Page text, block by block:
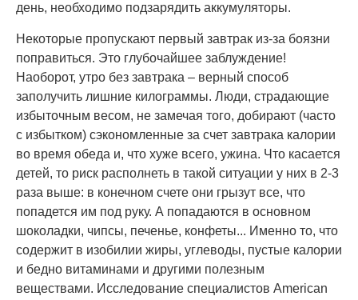
день, необходимо подзарядить аккумуляторы.
Некоторые пропускают первый завтрак из-за боязни
поправиться. Это глубочайшее заблуждение!
Наоборот, утро без завтрака – верный способ
заполучить лишние килограммы. Люди, страдающие
избыточным весом, не замечая того, добирают (часто
с избытком) сэкономленные за счет завтрака калории
во время обеда и, что хуже всего, ужина. Что касается
детей, то риск располнеть в такой ситуации у них в 2-3
раза выше: в конечном счете они грызут все, что
попадется им под руку. А попадаются в основном
шоколадки, чипсы, печенье, конфеты... Именно то, что
содержит в изобилии жиры, углеводы, пустые калории
и бедно витаминами и другими полезным
веществами. Исследование специалистов American